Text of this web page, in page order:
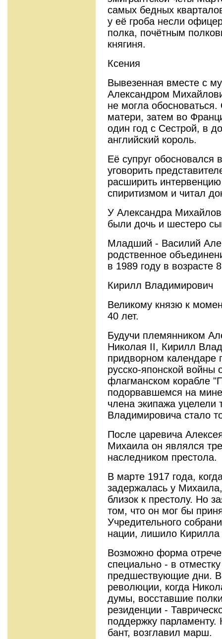
самых бедных
у её гроба несли
полка, почётным
княгиня.
Ксения
Вывезенная вместе с
Александром
не могла
матери, затем во
один год с Сестрой, в
английский король.
Её супруг обосновался
уговорить
расширить
спиритизмом и читал
У Александра
были дочь и шестеро
Младший - Василий
родственное
в 1989 году в возрасте
Кирилл Владимирович
Великому князю к
40 лет.
Будучи племянником
Николая II, Кирилл
придворном
русско-японской
флагманском корабле
подорвавшемся на
члена экипажа уцелели
Владимировича стало
После царевича
Михаила он являлся
наследником престола.
В марте 1917 года,
задержалась у
близок к престолу. Но
том, что он мог бы
Учредительного
нации, лишило
Возможно форма
специально - в
предшествующие дни.
революции, когда
думы, восставшие
резиденции -
поддержку парламенту.
бант, возглавил марш.